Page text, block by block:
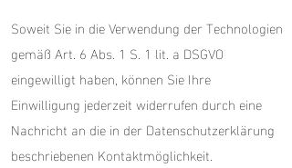
Soweit Sie in die Verwendung der Technologien
gemäß Art. 6 Abs. 1 S. 1 lit. a DSGVO
eingewilligt haben, können Sie Ihre
Einwilligung jederzeit widerrufen durch eine
Nachricht an die in der Datenschutzerklärung
beschriebenen Kontaktmöglichkeit.